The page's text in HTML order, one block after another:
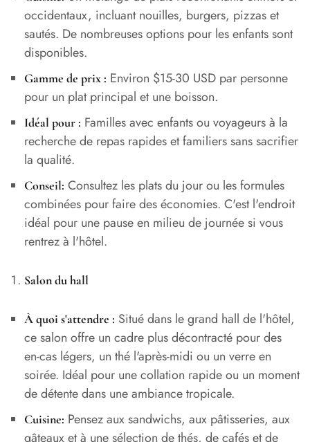
occidentaux, incluant nouilles, burgers, pizzas et
sautés. De nombreuses options pour les enfants sont
disponibles.
Gamme de prix : Environ $15-30 USD par personne
pour un plat principal et une boisson.
Idéal pour : Familles avec enfants ou voyageurs à la
recherche de repas rapides et familiers sans sacrifier
la qualité.
Conseil: Consultez les plats du jour ou les formules
combinées pour faire des économies. C'est l'endroit
idéal pour une pause en milieu de journée si vous
rentrez à l'hôtel.
Salon du hall
À quoi s'attendre : Situé dans le grand hall de l'hôtel,
ce salon offre un cadre plus décontracté pour des
en-cas légers, un thé l'après-midi ou un verre en
soirée. Idéal pour une collation rapide ou un moment
de détente dans une ambiance tropicale.
Cuisine: Pensez aux sandwichs, aux pâtisseries, aux
gâteaux et à une sélection de thés, de cafés et de